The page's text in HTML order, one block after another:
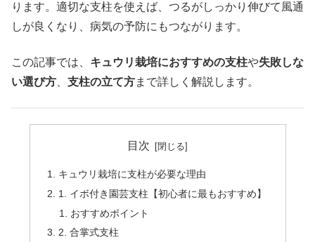
ります。適切な支柱を使えば、つるがしっかり伸びて風通
しが良くなり、病気の予防にもつながります。
この記事では、 キュウリ栽培におすすめの支柱や失敗しな
い選び方
支柱の立て方まで詳しく解説します。
目次
キュウリ栽培に支柱が必要な理由
1. イボ付き園芸支柱【初心者に最もおすすめ】
おすすめポイント
2. 合掌式支柱